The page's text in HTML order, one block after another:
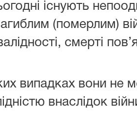
існують
(померлим)
смерті
випадках вони не
внаслідок